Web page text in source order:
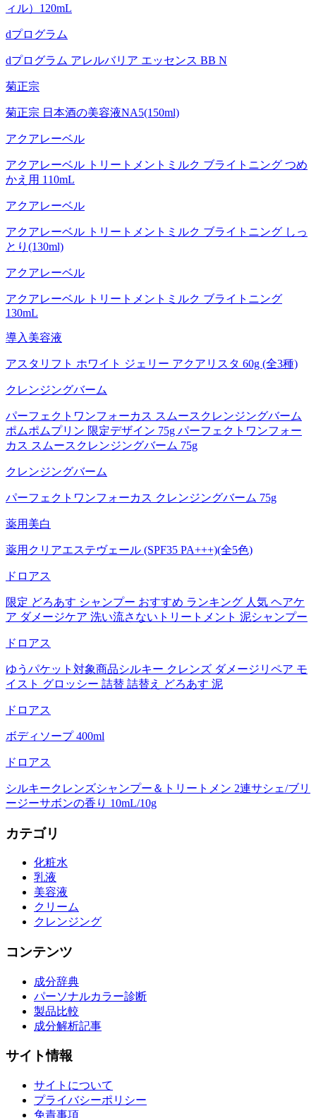
ィル）120mL
dプログラム
dプログラム アレルバリア エッセンス BB N
菊正宗
菊正宗 日本酒の美容液NA5(150ml)
アクアレーベル
アクアレーベル トリートメントミルク ブライトニング つめ
かえ用 110mL
アクアレーベル
アクアレーベル トリートメントミルク ブライトニング しっ
とり(130ml)
アクアレーベル
アクアレーベル トリートメントミルク ブライトニング
130mL
導入美容液
アスタリフト ホワイト ジェリー アクアリスタ 60g (全3種)
クレンジングバーム
パーフェクトワンフォーカス スムースクレンジングバーム
ポムポムプリン 限定デザイン 75g パーフェクトワンフォー
カス スムースクレンジングバーム 75g
クレンジングバーム
パーフェクトワンフォーカス クレンジングバーム 75g
薬用美白
薬用クリアエステヴェール (SPF35 PA+++)(全5色)
ドロアス
限定 どろあす シャンプー おすすめ ランキング 人気 ヘアケ
ア ダメージケア 洗い流さないトリートメント 泥シャンプー
ドロアス
ゆうパケット対象商品シルキー クレンズ ダメージリペア モ
イスト グロッシー 詰替 詰替え どろあす 泥
ドロアス
ボディソープ 400ml
ドロアス
シルキークレンズシャンプー＆トリートメン 2連サシェ/ブリ
ージーサボンの香り 10mL/10g
カテゴリ
化粧水
乳液
美容液
クリーム
クレンジング
コンテンツ
成分辞典
パーソナルカラー診断
製品比較
成分解析記事
サイト情報
サイトについて
プライバシーポリシー
免責事項